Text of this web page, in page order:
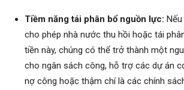
Tiềm năng tái phân bổ nguồn lực:
cho phép nhà nước thu hồi hoặc tái
tiền này, chúng có thể trở thành một
cho ngân sách công, hỗ trợ các dự án
nợ công hoặc thậm chí là các chính